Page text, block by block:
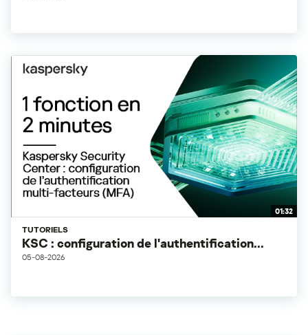
01:32
TUTORIELS
KSC : configuration de l'authentification...
05-08-2026